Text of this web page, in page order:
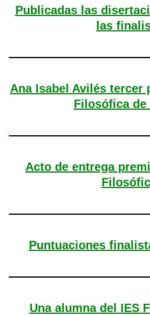
Publicadas las
las
Ana Isabel Avilés tercer
Filosófica de
Acto de entrega
Puntuaciones
Una alumna del IES